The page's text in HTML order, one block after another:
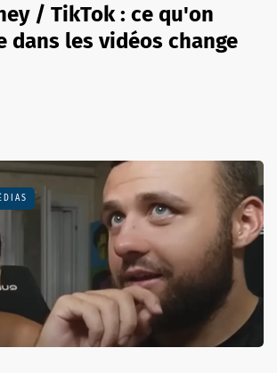
/ TikTok : ce qu'on
dans les vidéos change